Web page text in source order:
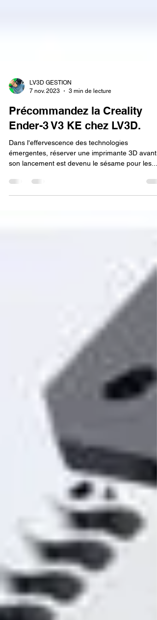
7 nov. 2023
3 min de lecture
Précommandez la Creality
Ender-3 V3 KE chez LV3D.
Dans l'effervescence des technologies
son lancement est devenu le sésame pour les...